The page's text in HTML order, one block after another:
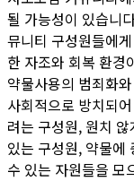
될 가능성이 있습니
뮤니티 구성원들에
한 자조와 회복 환경
약물사용의 범죄화
사회적으로 방치되
려는 구성원, 원치
있는 구성원, 약물에
수 있는 자원들을 모